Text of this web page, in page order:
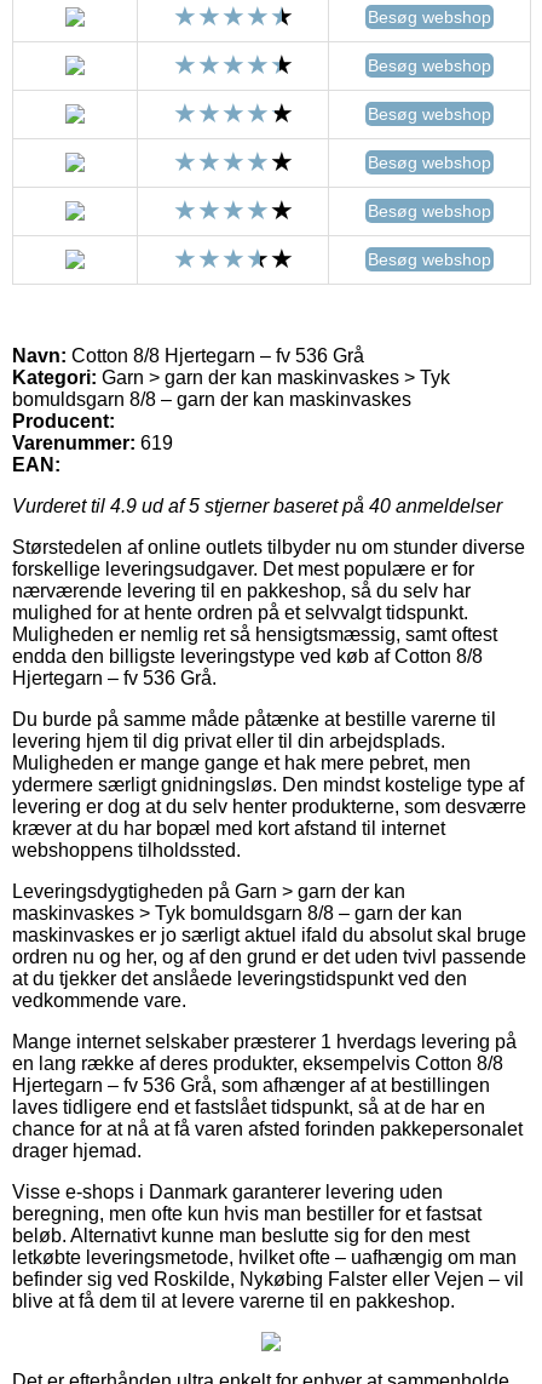
Besøg webshop
Besøg webshop
Besøg webshop
Besøg webshop
Besøg webshop
Besøg webshop
Navn: Cotton 8/8 Hjertegarn – fv 536 Grå
Kategori: Garn > garn der kan maskinvaskes > Tyk
bomuldsgarn 8/8 – garn der kan maskinvaskes
Producent:
Varenummer: 619
EAN:
Vurderet til 4.9 ud af 5 stjerner baseret på 40 anmeldelser
Størstedelen af online outlets tilbyder nu om stunder diverse
forskellige leveringsudgaver. Det mest populære er for
nærværende levering til en pakkeshop, så du selv har
mulighed for at hente ordren på et selvvalgt tidspunkt.
Muligheden er nemlig ret så hensigtsmæssig, samt oftest
endda den billigste leveringstype ved køb af Cotton 8/8
Hjertegarn – fv 536 Grå.
Du burde på samme måde påtænke at bestille varerne til
levering hjem til dig privat eller til din arbejdsplads.
Muligheden er mange gange et hak mere pebret, men
ydermere særligt gnidningsløs. Den mindst kostelige type af
levering er dog at du selv henter produkterne, som desværre
kræver at du har bopæl med kort afstand til internet
webshoppens tilholdssted.
Leveringsdygtigheden på Garn > garn der kan
maskinvaskes > Tyk bomuldsgarn 8/8 – garn der kan
maskinvaskes er jo særligt aktuel ifald du absolut skal bruge
ordren nu og her, og af den grund er det uden tvivl passende
at du tjekker det anslåede leveringstidspunkt ved den
vedkommende vare.
Mange internet selskaber præsterer 1 hverdags levering på
en lang række af deres produkter, eksempelvis Cotton 8/8
Hjertegarn – fv 536 Grå, som afhænger af at bestillingen
laves tidligere end et fastslået tidspunkt, så at de har en
chance for at nå at få varen afsted forinden pakkepersonalet
drager hjemad.
Visse e-shops i Danmark garanterer levering uden
beregning, men ofte kun hvis man bestiller for et fastsat
beløb. Alternativt kunne man beslutte sig for den mest
letkøbte leveringsmetode, hvilket ofte – uafhængig om man
befinder sig ved Roskilde, Nykøbing Falster eller Vejen – vil
blive at få dem til at levere varerne til en pakkeshop.